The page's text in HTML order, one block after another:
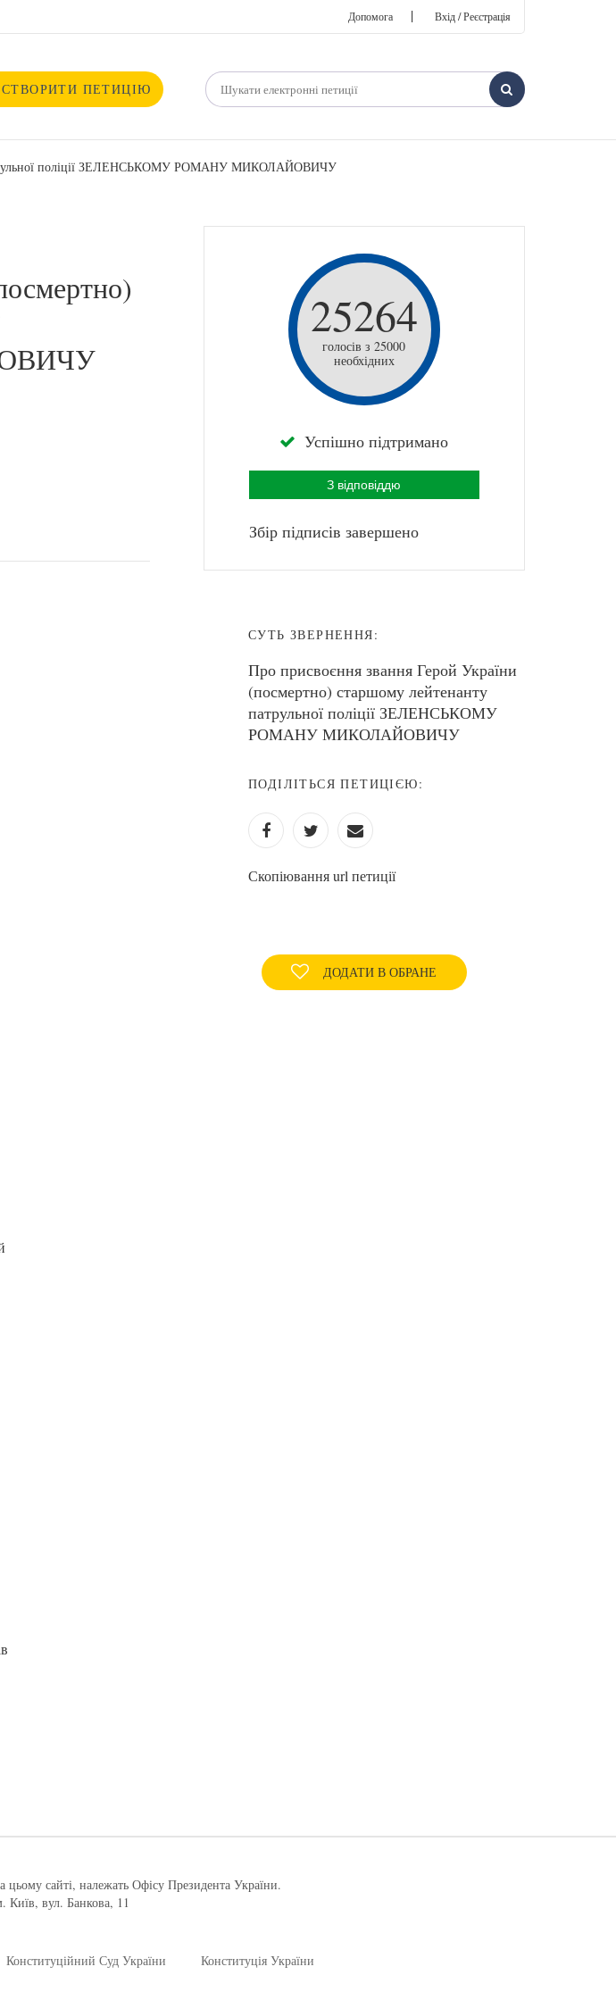
Допомога | Вхід / Реєстрація
СТВОРИТИ ПЕТИЦІЮ
поліції ЗЕЛЕНСЬКОМУ РОМАНУ МИКОЛАЙОВИЧУ
25264
голосів з 25000
необхідних
Успішно підтримано
З відповіддю
Збір підписів завершено
СУТЬ ЗВЕРНЕННЯ:
Про присвоєння звання Герой України
(посмертно) старшому лейтенанту
патрульної поліції ЗЕЛЕНСЬКОМУ
РОМАНУ МИКОЛАЙОВИЧУ
ПОДІЛІТЬСЯ ПЕТИЦІЄЮ:
Скопіювання url петиції
ДОДАТИ В ОБРАНЕ
цьому сайті, належать Офісу Президента України.
Київ, вул. Банкова, 11
Конституційний Суд України Конституція України